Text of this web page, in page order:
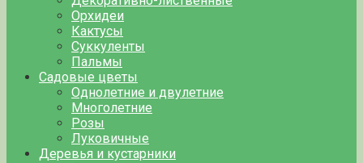
Орхидеи
Кактусы
Суккуленты
Пальмы
Садовые цветы
Однолетние и двулетние
Многолетние
Розы
Луковичные
Деревья и кустарники